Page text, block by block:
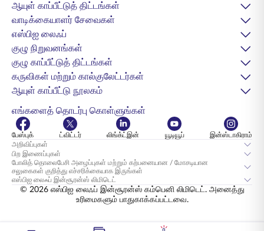
ஆயுள் காப்பீட்டுத் திட்டங்கள்
வாடிக்கையாளர் சேவைகள்
எஸ்பிஐ லைஃப்
குழு நிறுவனங்கள்
குழு காப்பீட்டுத் திட்டங்கள்
கருவிகள் மற்றும் கால்குலேட்டர்கள்
ஆயுள் காப்பீட்டு நூலகம்
எங்களைத் தொடர்பு கொள்ளுங்கள்
பேஸ்புக் ட்விட்டர் லிங்க்ட்இன் யூடியூப்
இன்ஸ்டாகிராம்
அறிவிப்புகள்
பிற இணைப்புகள்
போலித் தொலைபேசி அழைப்புகள் மற்றும் கற்பனையான / மோசடியான
சலுகைகள் குறித்து எச்சரிக்கையாக இருங்கள்
எஸ்பிஐ லைஃப் இன்சூரன்ஸ் லிமிடெட்
© 2026 எஸ்பிஐ லைஃப் இன்சூரன்ஸ் கம்பெனி லிமிடெட். அனைத்து
உரிமைகளும் பாதுகாக்கப்பட்டவை.